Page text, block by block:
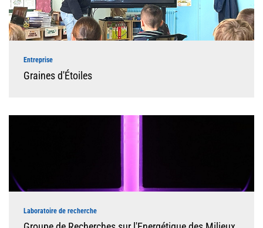
Entreprise
Graines d'Étoiles
Laboratoire de recherche